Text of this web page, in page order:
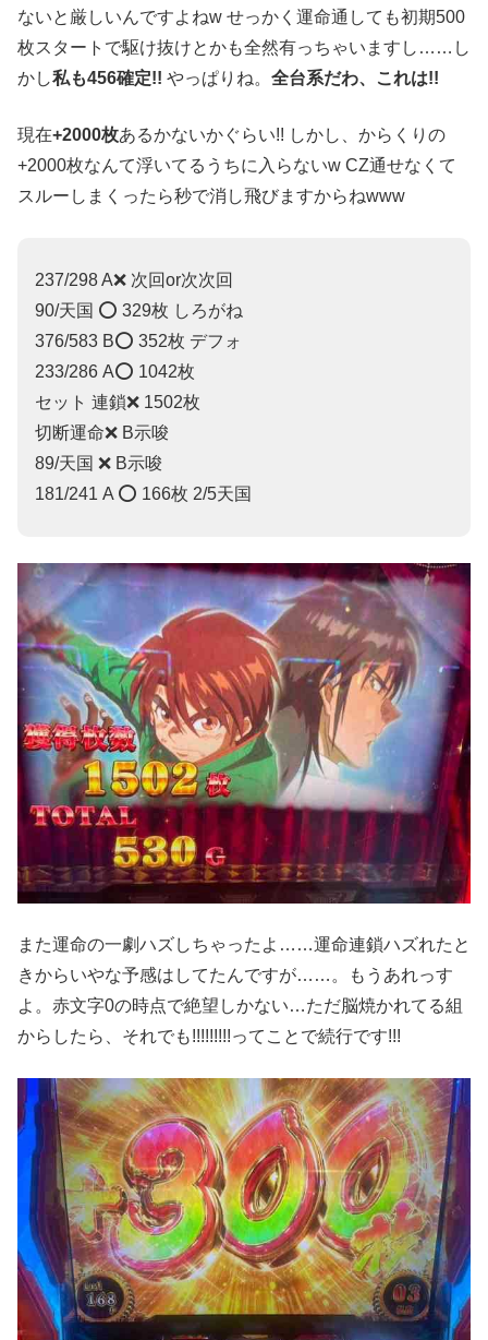
ないと厳しいんですよねw せっかく運命通しても初期500
枚スタートで駆け抜けとかも全然有っちゃいますし……し
かし私も456確定!! やっぱりね。 全台系だわ、これは!!
現在+2000枚あるかないかぐらい!! しかし、からくりの
+2000枚なんて浮いてるうちに入らないw CZ通せなくて
スルーしまくったら秒で消し飛びますからねwww
237/298 A❌ 次回or次次回
90/天国 ⭕️ 329枚 しろがね
376/583 B⭕️ 352枚 デフォ
233/286 A⭕️ 1042枚
セット 連鎖❌ 1502枚
切断運命❌ B示唆
89/天国 ❌ B示唆
181/241 A ⭕️ 166枚 2/5天国
また運命の一劇ハズしちゃったよ……運命連鎖ハズれたと
きからいやな予感はしてたんですが……。もうあれっす
よ。赤文字0の時点で絶望しかない…ただ脳焼かれてる組
からしたら、それでも!!!!!!!!!ってことで続行です!!!